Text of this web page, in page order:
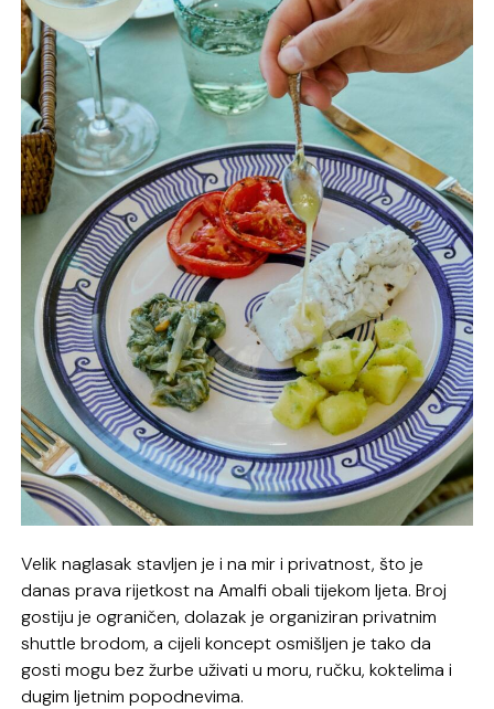
Velik naglasak stavljen je i na mir i privatnost, što je
danas prava rijetkost na Amalfi obali tijekom ljeta. Broj
gostiju je ograničen, dolazak je organiziran privatnim
shuttle brodom, a cijeli koncept osmišljen je tako da
gosti mogu bez žurbe uživati u moru, ručku, koktelima i
dugim ljetnim popodnevima.